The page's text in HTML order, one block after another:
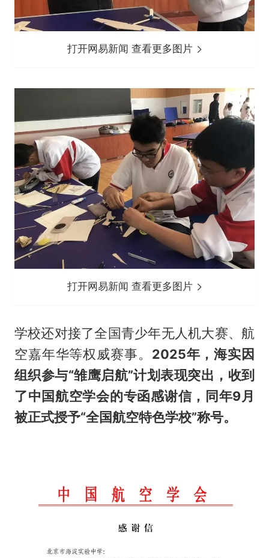
打开网易新闻 查看更多图片
打开网易新闻 查看更多图片
学校还对接了全国青少年无人机大赛、航
空嘉年华等权威赛事。 2025年，海实因
组织参与“雏鹰启航”计划表现突出，收到
了中国航空学会的专函感谢信，同年9月
被正式授予“全国航空特色学校”称号。